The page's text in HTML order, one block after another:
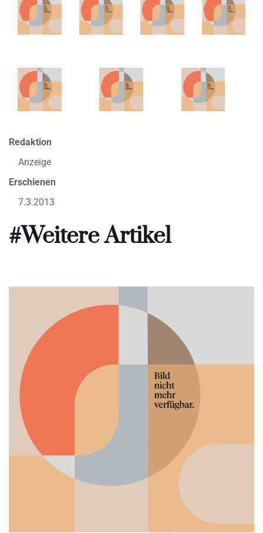
Redaktion
Anzeige
Erschienen
7.3.2013
#Weitere Artikel